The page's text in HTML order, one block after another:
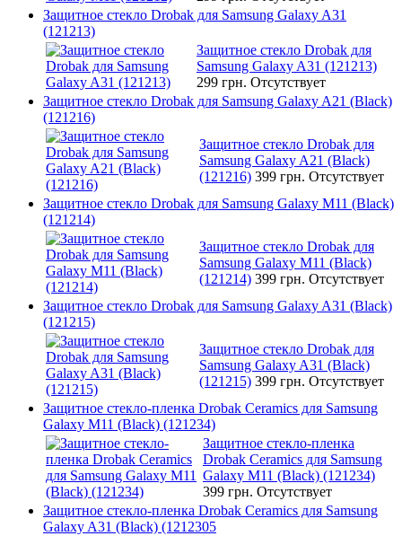
Защитное стекло Drobak для Samsung Galaxy A31
(121213)
Защитное стекло Drobak для
Samsung Galaxy A31 (121213)
299 грн. Отсутствует
Защитное стекло Drobak для Samsung Galaxy A21 (Black)
(121216)
Защитное стекло Drobak для
Samsung Galaxy A21 (Black)
(121216) 399 грн. Отсутствует
Защитное стекло Drobak для Samsung Galaxy M11 (Black)
(121214)
Защитное стекло Drobak для
Samsung Galaxy M11 (Black)
(121214) 399 грн. Отсутствует
Защитное стекло Drobak для Samsung Galaxy A31 (Black)
(121215)
Защитное стекло Drobak для
Samsung Galaxy A31 (Black)
(121215) 399 грн. Отсутствует
Защитное стекло-пленка Drobak Ceramics для Samsung
Galaxy M11 (Black) (121234)
Защитное стекло-пленка
Drobak Ceramics для Samsung
Galaxy M11 (Black) (121234)
399 грн. Отсутствует
Защитное стекло-пленка Drobak Ceramics для Samsung
Galaxy A31 (Black) (1212305